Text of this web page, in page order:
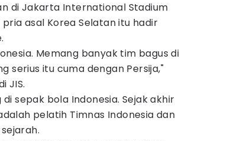
di Jakarta International Stadium
asal Korea Selatan itu hadir
Memang banyak tim bagus di
serius itu cuma dengan Persija,"
JIS.
sepak bola Indonesia. Sejak akhir
pelatih Timnas Indonesia dan